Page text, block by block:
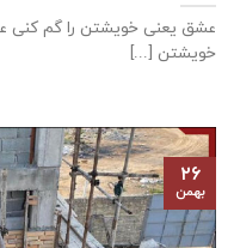
عشق يعنی خويشتن را گم
خويشتن [...]
۲۶
بهمن